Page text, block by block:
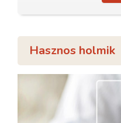
Hasznos holmik